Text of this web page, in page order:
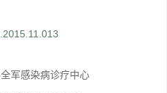
军感染病诊疗中心